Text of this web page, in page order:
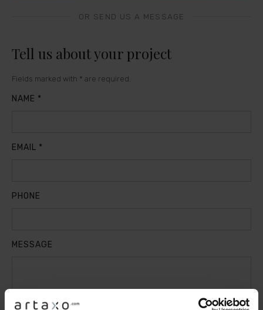
OR SEND US A MESSAGE
Tell us about your project
Fields marked with * are required.
NAME
EMAIL
PHONE
MESSAGE